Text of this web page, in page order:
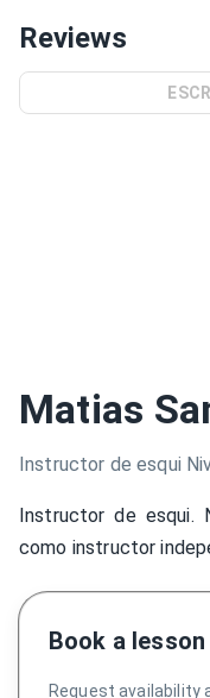
Reviews
Matias
Instructor de esqui
Instructor de esqui.
como instructor
Book a lesson
Request availability